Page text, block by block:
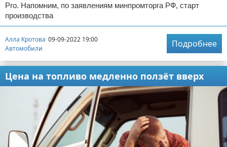
Pro. Напомним, по заявлениям минпромторга РФ, старт
производства
Алла Кротова 09-09-2022 19:00
Автомобили
Подробнее
Цена на топливо медленно ползёт вверх